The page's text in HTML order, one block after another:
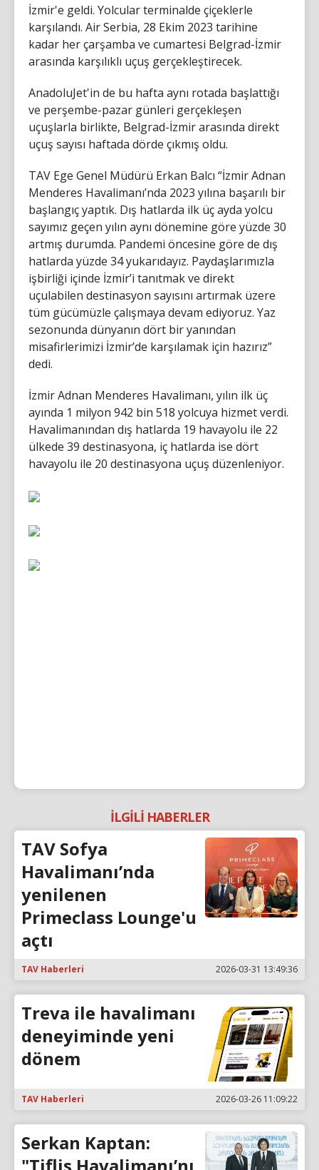
İzmir'e geldi. Yolcular terminalde çiçeklerle
karşılandı. Air Serbia, 28 Ekim 2023 tarihine
kadar her çarşamba ve cumartesi Belgrad-İzmir
arasında karşılıklı uçuş gerçekleştirecek.
AnadoluJet'in de bu hafta aynı rotada başlattığı
ve perşembe-pazar günleri gerçekleşen
uçuşlarla birlikte, Belgrad-İzmir arasında direkt
uçuş sayısı haftada dörde çıkmış oldu.
TAV Ege Genel Müdürü Erkan Balcı “İzmir Adnan
Menderes Havalimanı’nda 2023 yılına başarılı bir
başlangıç yaptık. Dış hatlarda ilk üç ayda yolcu
sayımız geçen yılın aynı dönemine göre yüzde 30
artmış durumda. Pandemi öncesine göre de dış
hatlarda yüzde 34 yukarıdayız. Paydaşlarımızla
işbirliği içinde İzmir’i tanıtmak ve direkt
uçulabilen destinasyon sayısını artırmak üzere
tüm gücümüzle çalışmaya devam ediyoruz. Yaz
sezonunda dünyanın dört bir yanından
misafirlerimizi İzmir’de karşılamak için hazırız”
dedi.
İzmir Adnan Menderes Havalimanı, yılın ilk üç
ayında 1 milyon 942 bin 518 yolcuya hizmet verdi.
Havalimanından dış hatlarda 19 havayolu ile 22
ülkede 39 destinasyona, iç hatlarda ise dört
havayolu ile 20 destinasyona uçuş düzenleniyor.
İLGİLİ HABERLER
TAV Sofya
Havalimanı’nda
yenilenen
Primeclass Lounge'u
açtı
TAV Haberleri 2026-03-31 13:49:36
Treva ile havalimanı
deneyiminde yeni
dönem
TAV Haberleri 2026-03-26 11:09:22
Serkan Kaptan: